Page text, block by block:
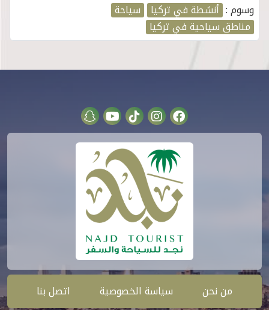
وسوم : أنشطة في تركيا
سياحة
مناطق سياحية في تركيا
من نحن سياسة الخصوصية اتصل بنا